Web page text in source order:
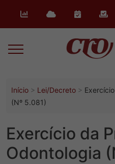
conteúdo
Início Lei/Decreto
(Nº 5.081)
Exercício da
Odontologia